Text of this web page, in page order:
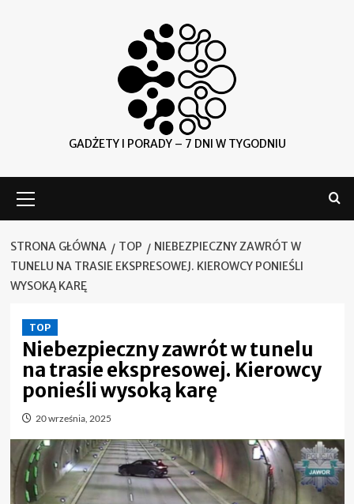
GADŻETY I PORADY – 7 DNI W TYGODNIU
główne
STRONA GŁÓWNA TOP
NIEBEZPIECZNY ZAWRÓT W
TUNELU NA TRASIE EKSPRESOWEJ. KIEROWCY PONIEŚLI
WYSOKĄ KARĘ
TOP
Niebezpieczny zawrót w tunelu
na trasie ekspresowej. Kierowcy
ponieśli wysoką karę
20 września, 2025